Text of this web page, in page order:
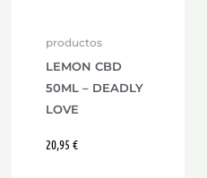
productos
LEMON CBD
50ML – DEADLY
LOVE
20,95 €